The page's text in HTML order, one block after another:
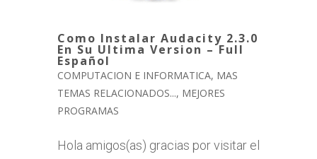
Como Instalar Audacity 2.3.0
En Su Ultima Version – Full
Español
COMPUTACION E INFORMATICA, MAS
TEMAS RELACIONADOS..., MEJORES
PROGRAMAS
Hola amigos(as) gracias por visitar el